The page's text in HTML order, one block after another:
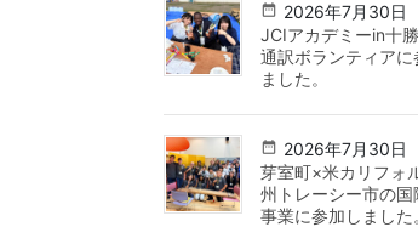
2026年7月30日
JCIアカデミーin十
通訳ボランティアに
ました。
2026年7月30日
芽室町×米カリフォ
州トレーシー市の国
事業に参加しました